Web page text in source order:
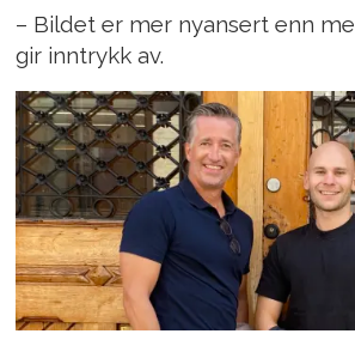
– Bildet er mer nyansert enn
gir inntrykk av.